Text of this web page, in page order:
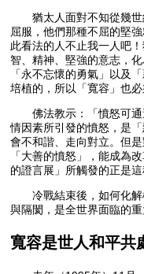
猶太人面對不知從幾世
屈服，他們那種不屈的堅
此看法的人不止我一人吧
智、精神、堅強的意志，
「永不忘懷的勇氣」以及
培植的，所以「寬容」也必
佛法教示：「憤怒可通
情因素所引發的憤怒，是
會不和諧、走向對立。但
「大善的憤怒」，能成為
的證言展」所觸發的正是
冷戰結束後，如何化解
與隔閡，是全世界面臨的重
寬容是世人和平共